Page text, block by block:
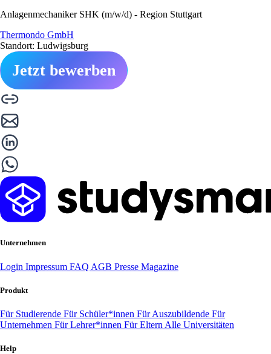
Anlagenmechaniker SHK (m/w/d) - Region Stuttgart
Thermondo GmbH
Standort: Ludwigsburg
Jetzt bewerben
Unternehmen
Login Impressum FAQ AGB Presse Magazine
Produkt
Für Studierende Für Schüler*innen Für Auszubildende Für
Unternehmen Für Lehrer*innen Für Eltern Alle Universitäten
Help